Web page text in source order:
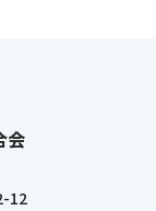
会
12